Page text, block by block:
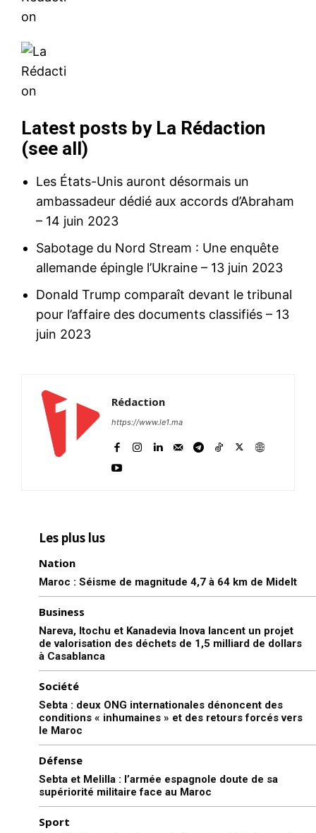
Latest posts by La Rédaction
(see all)
Les États-Unis auront désormais un
ambassadeur dédié aux accords d’Abraham
– 14 juin 2023
Sabotage du Nord Stream : Une enquête
allemande épingle l’Ukraine – 13 juin 2023
Donald Trump comparaît devant le tribunal
pour l’affaire des documents classifiés – 13
juin 2023
Rédaction
https://www.le1.ma
Les plus lus
Nation
Maroc : Séisme de magnitude 4,7 à 64 km de Midelt
Business
Nareva, Itochu et Kanadevia Inova lancent un projet
de valorisation des déchets de 1,5 milliard de dollars
à Casablanca
Société
Sebta : deux ONG internationales dénoncent des
conditions « inhumaines » et des retours forcés vers
le Maroc
Défense
Sebta et Melilla : l’armée espagnole doute de sa
supériorité militaire face au Maroc
Sport